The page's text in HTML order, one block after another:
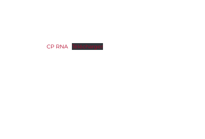
CP RNA Télécharger